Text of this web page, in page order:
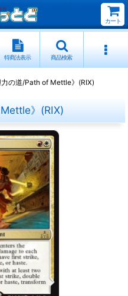
カート
特商法表示 商品検索
の道/Path of Mettle》(RIX)
》(RIX)